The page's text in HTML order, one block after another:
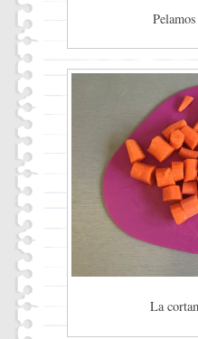
La